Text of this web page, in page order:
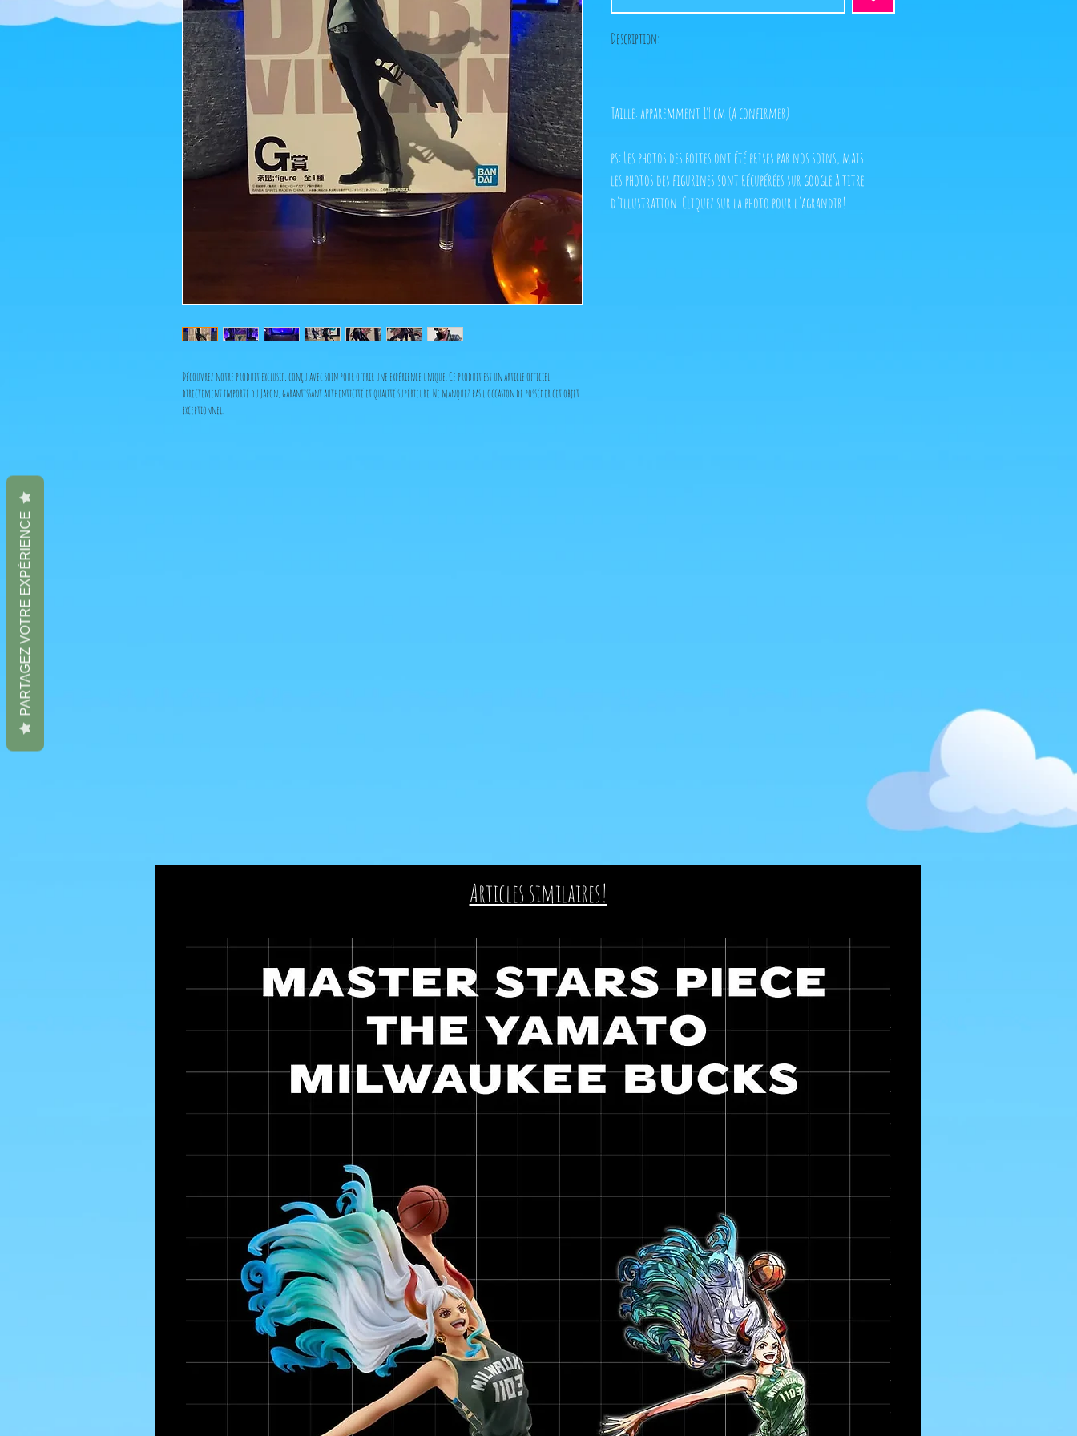
Découvrez notre produit exclusif, conçu avec soin pour offrir une expérience unique. Ce produit est un article officiel,
directement importé du Japon, garantissant authenticité et qualité supérieure. Ne manquez pas l'occasion de posséder cet objet
exceptionnel.
Description:
Taille: apparemment 19 cm (à confirmer)
ps: Les photos des boites ont été prises par nos soins, mais
les photos des figurines sont récupérées sur google à titre
d'illustration. Cliquez sur la photo pour l'agrandir!
Articles similaires!
PARTAGEZ VOTRE EXPÉRIENCE